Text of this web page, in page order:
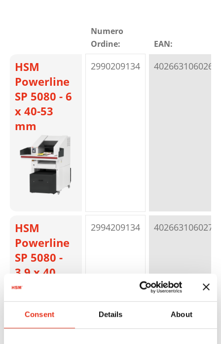
Consent Details About
Numero
Ordine:
EAN:
HSM
Powerline
SP 5080 - 6
x 40-53
mm
2990209134 4026631060264
HSM
Powerline
SP 5080 -
3,9 x 40
mm
2994209134 4026631060271